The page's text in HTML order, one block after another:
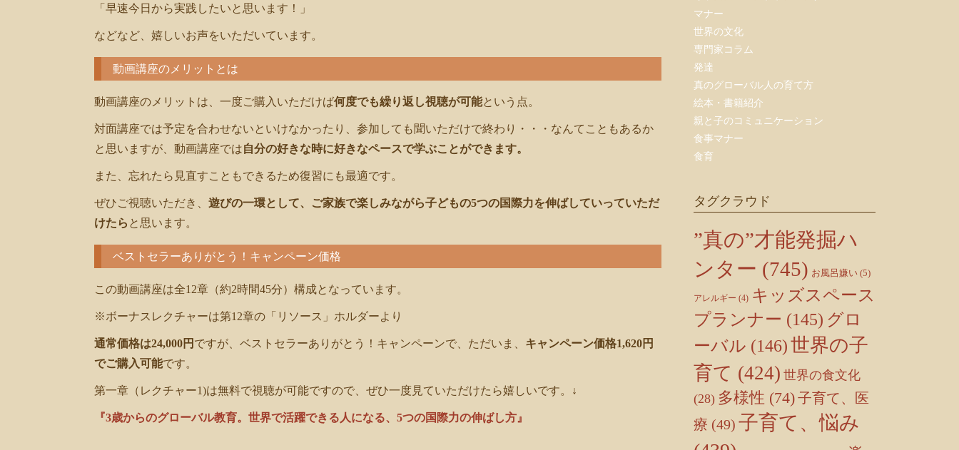
「早速今日から実践したいと思います！」
などなど、嬉しいお声をいただいています。
動画講座のメリットとは
動画講座のメリットは、一度ご購入いただけば何度でも繰り返し視聴が可能という点。
対面講座では予定を合わせないといけなかったり、参加しても聞いただけで終わり・・・なんてこともあるか
と思いますが、動画講座では自分の好きな時に好きなペースで学ぶことができます。
また、忘れたら見直すこともできるため復習にも最適です。
ぜひご視聴いただき、 遊びの一環として、ご家族で楽しみながら子どもの5つの国際力を伸ばしていっていただ
けたら と思います。
ベストセラーありがとう！キャンペーン価格
この動画講座は全12章（約2時間45分）構成となっています。
※ボーナスレクチャーは第12章の「リソース」ホルダーより
通常価格は24,000円 ですが、ベストセラーありがとう！キャンペーンで、ただいま、 キャンペーン価格1,620円
でご購入可能です。
第一章（レクチャー1)は無料で視聴が可能ですので、ぜひ一度見ていただけたら嬉しいです。↓
『3歳からのグローバル教育。世界で活躍できる人になる、5つの国際力の伸ばし方』
マナー
世界の文化
専門家コラム
発達
真のグローバル人の育て方
絵本・書籍紹介
親と子のコミュニケーション
食事マナー
食育
タグクラウド
”真の”才能発掘ハ
ンター (745) お風呂嫌い (5)
アレルギー (4) キッズスペース
プランナー (145) グロ
ーバル (146)世界の子
育て (424) 世界の食文化
(28) 多様性 (74)子育て、医
療 (49) 子育て、悩み